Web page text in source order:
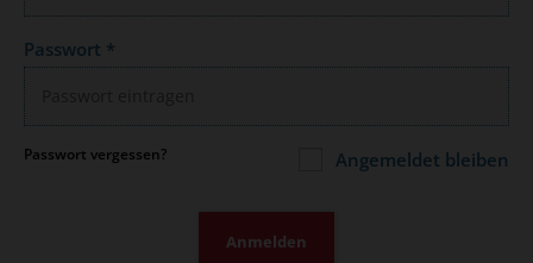
Passwort *
Passwort vergessen? Angemeldet bleiben
Anmelden